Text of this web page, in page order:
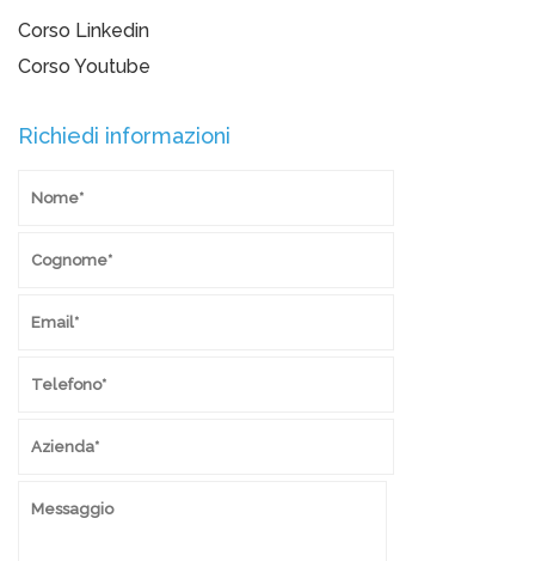
Corso Linkedin
Corso Youtube
Richiedi informazioni